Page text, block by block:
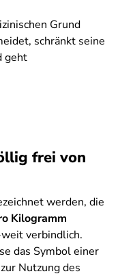
Grund
schränkt seine
geht
frei von
werden, die
Kilogramm
verbindlich.
das Symbol einer
Nutzung des